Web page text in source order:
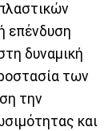
επένδυση
δυναμική
των
την
και